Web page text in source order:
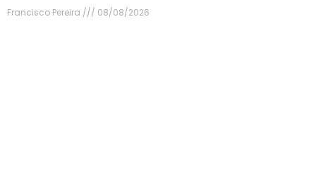
Francisco Pereira 08/08/2026